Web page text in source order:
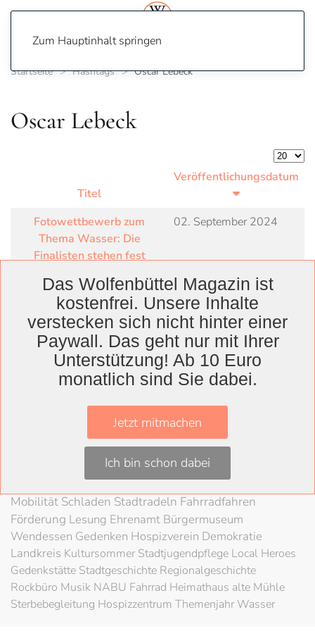
Zum Hauptinhalt springen
Startseite Hashtags Oscar Lebeck
Oscar Lebeck
Titel
Veröffentlichungsdatum
Fotowettbewerb zum
Thema Wasser: Die
Finalisten stehen fest
02. September 2024
WolfenbüttelLandkreis
WolfenbüttelLessingtheater Ausstellung
Herzog August BibliothekNachhaltigkeit
KunstvereinMuseum
Braunschweigische LandschaftHABSchloss
80 Jahre KriegsendeLiteratur
SchöppenstedtUmweltschutzLAG Rock
Mobilität Schladen Stadtradeln Fahrradfahren
Förderung Lesung Ehrenamt Bürgermuseum
Wendessen Gedenken Hospizverein Demokratie
Landkreis KultursommerStadtjugendpflege Local Heroes
Gedenkstätte Stadtgeschichte Regionalgeschichte
Rockbüro Musik NABU Fahrrad Heimathaus alte Mühle
Sterbebegleitung Hospizzentrum Themenjahr Wasser
Das Wolfenbüttel Magazin ist
kostenfrei. Unsere Inhalte
verstecken sich nicht hinter einer
Paywall. Das geht nur mit Ihrer
Unterstützung! Ab 10 Euro
monatlich sind Sie dabei.
Jetzt mitmachen
Ich bin schon dabei